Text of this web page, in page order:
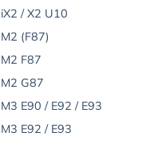
iX2 / X2 U10
M2 (F87)
M2 F87
M2 G87
M3 E90 / E92 / E93
M3 E92 / E93